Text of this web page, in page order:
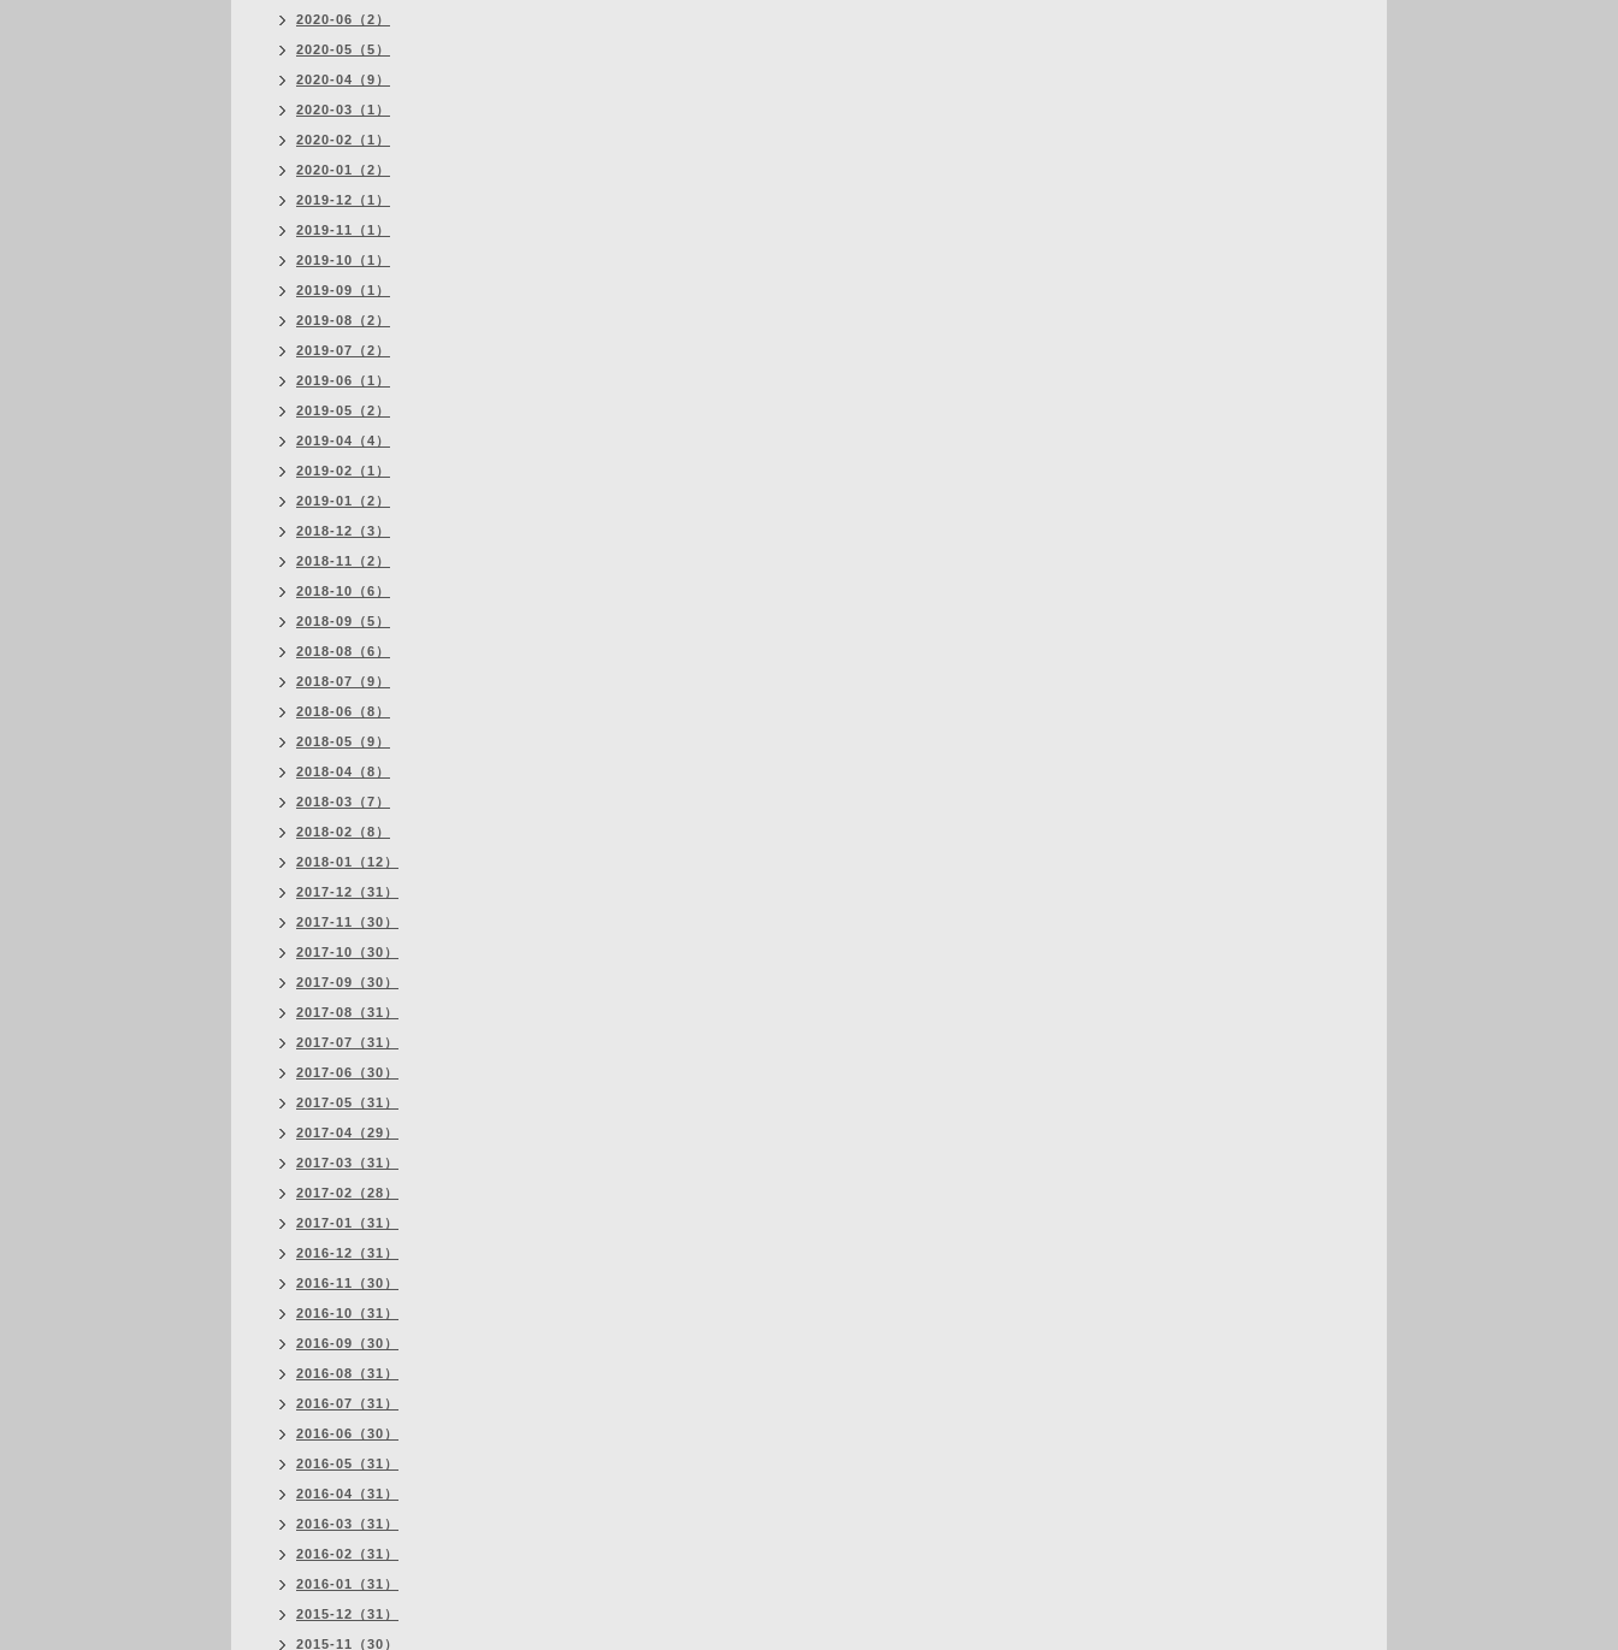
2020-06（2）
2020-05（5）
2020-04（9）
2020-03（1）
2020-02（1）
2020-01（2）
2019-12（1）
2019-11（1）
2019-10（1）
2019-09（1）
2019-08（2）
2019-07（2）
2019-06（1）
2019-05（2）
2019-04（4）
2019-02（1）
2019-01（2）
2018-12（3）
2018-11（2）
2018-10（6）
2018-09（5）
2018-08（6）
2018-07（9）
2018-06（8）
2018-05（9）
2018-04（8）
2018-03（7）
2018-02（8）
2018-01（12）
2017-12（31）
2017-11（30）
2017-10（30）
2017-09（30）
2017-08（31）
2017-07（31）
2017-06（30）
2017-05（31）
2017-04（29）
2017-03（31）
2017-02（28）
2017-01（31）
2016-12（31）
2016-11（30）
2016-10（31）
2016-09（30）
2016-08（31）
2016-07（31）
2016-06（30）
2016-05（31）
2016-04（31）
2016-03（31）
2016-02（31）
2016-01（31）
2015-12（31）
2015-11（30）